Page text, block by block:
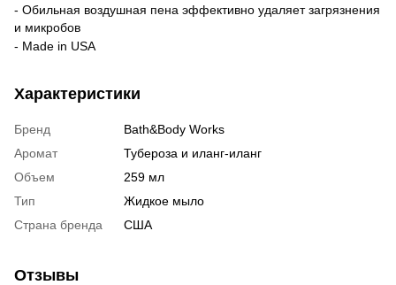
- Обильная воздушная пена эффективно удаляет загрязнения
и микробов
- Made in USA
Характеристики
Бренд
Bath&Body Works
Аромат
Тубероза и иланг-иланг
Объем
259 мл
Тип
Жидкое мыло
Страна бренда
США
Отзывы